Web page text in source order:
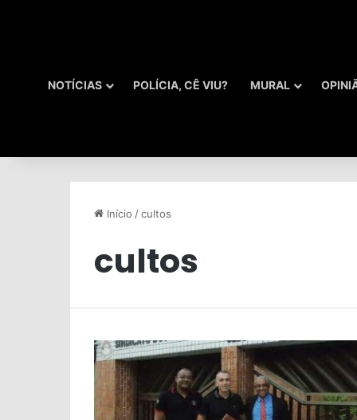
NOTÍCIAS POLÍCIA, CÊ VIU? MURAL
Início /cultos
cultos